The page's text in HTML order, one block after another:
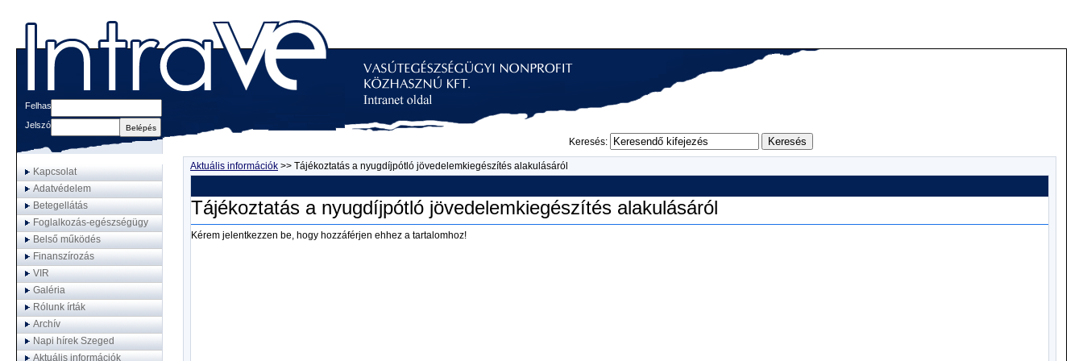
Felhasználónév
Jelszó
Keresés:
Kapcsolat
Adatvédelem
Betegellátás
Foglalkozás-egészségügy
Belső működés
Finanszírozás
VIR
Galéria
Rólunk írták
Archív
Napi hírek Szeged
Aktuális információk
Aktuális információk >> Tájékoztatás a nyugdíjpótló jövedelemkiegészítés alakulásáról
Tájékoztatás a nyugdíjpótló jövedelemkiegészítés alakulásáról
Kérem jelentkezzen be, hogy hozzáférjen ehhez a tartalomhoz!